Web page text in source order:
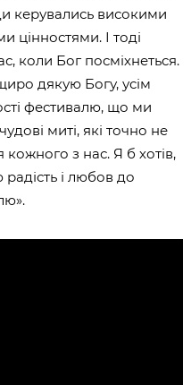
керувались високими
цінностями. І тоді
коли Бог посміхнеться.
дякую Богу, усім
фестивалю, що ми
миті, які точно не
кожного з нас. Я б хотів,
і любов до